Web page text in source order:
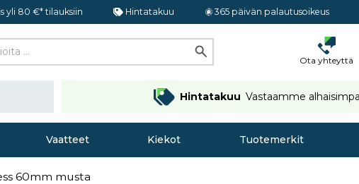
yli 80 €* tilauksiin Hintatakuu 365 päivän palautusoikeus
Ota yhteyttä
Hintatakuu Vastaamme
Vaatteet Kiekot Tuotemerkit
60mm musta